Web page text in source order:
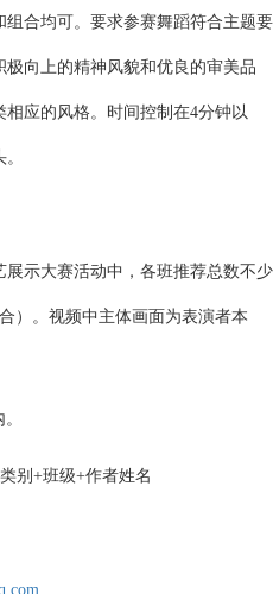
合均可。要求参赛舞蹈符合主题要
向上的精神风貌和优良的审美品
应的风格。时间控制在4分钟以
示大赛活动中，各班推荐总数不少
）。视频中主体画面为表演者本
别+班级+作者姓名